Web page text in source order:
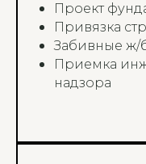
Проект
Привязка
Забивные ж/
Приемка
надзора